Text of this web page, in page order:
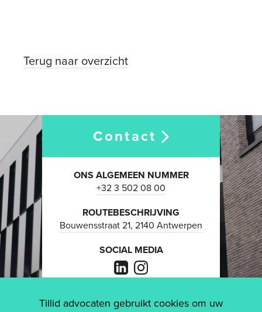
Terug naar overzicht
Contact
ONS ALGEMEEN NUMMER
+32 3 502 08 00
ROUTEBESCHRIJVING
Bouwensstraat 21, 2140 Antwerpen
SOCIAL MEDIA
Tillid advocaten gebruikt cookies om uw